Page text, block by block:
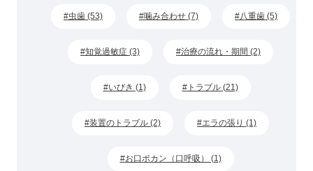
虫歯 (53) 噛み合わせ (7) 八重歯 (5)
知覚過敏症 (3) 治療の流れ・期間 (2)
いびき (1) トラブル (21)
装置のトラブル (2) エラの張り (1)
お口ポカン（口呼吸） (1)